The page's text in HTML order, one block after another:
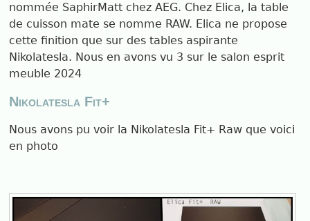
nommée SaphirMatt chez AEG. Chez Elica, la table
de cuisson mate se nomme RAW. Elica ne propose
cette finition que sur des tables aspirante
Nikolatesla. Nous en avons vu 3 sur le salon esprit
meuble 2024
Nikolatesla Fit+
Nous avons pu voir la Nikolatesla Fit+ Raw que voici
en photo